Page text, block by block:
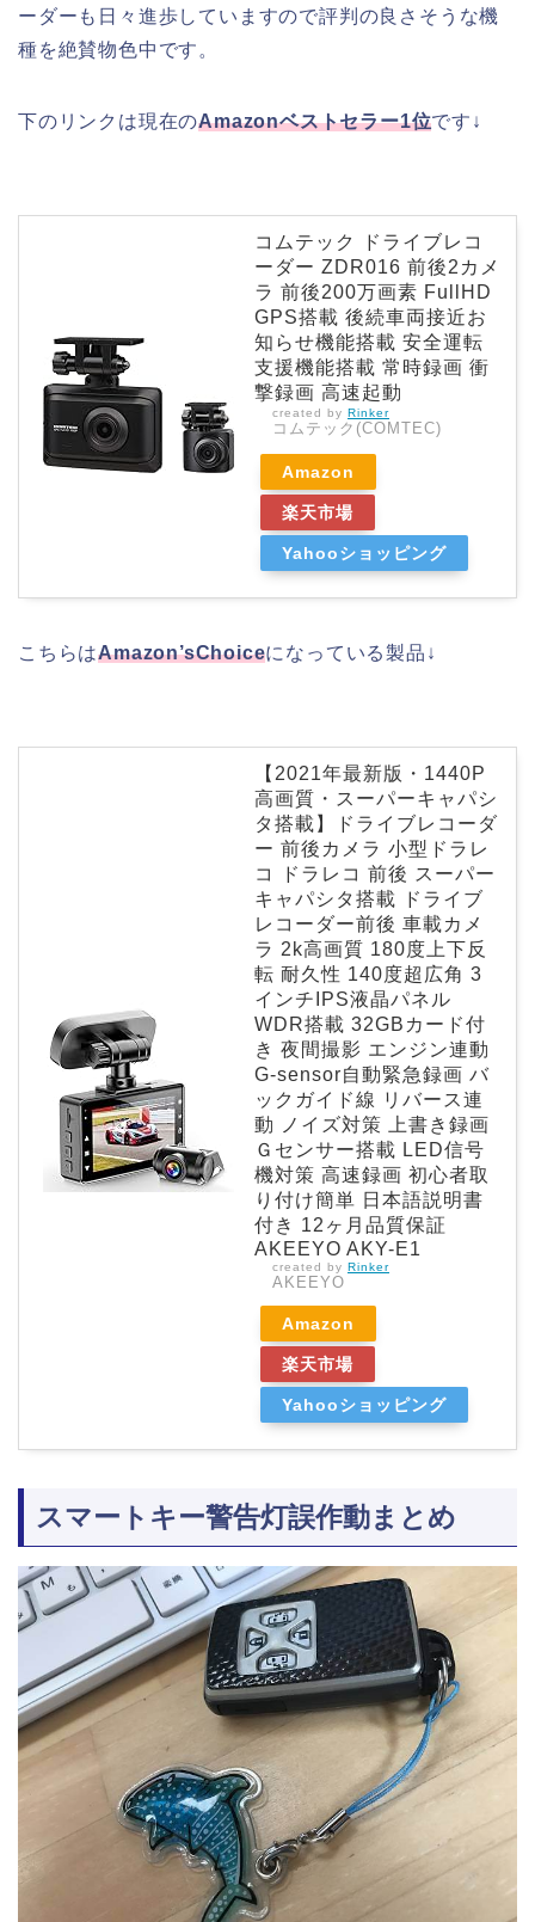
ーダーも日々進歩していますので評判の良さそうな機
種を絶賛物色中です。
下のリンクは現在のAmazonベストセラー1位です↓
コムテック ドライブレコ
ーダー ZDR016 前後2カメ
ラ 前後200万画素 FullHD
GPS搭載 後続車両接近お
知らせ機能搭載 安全運転
支援機能搭載 常時録画 衝
撃録画 高速起動
created by Rinker
コムテック(COMTEC)
Amazon
楽天市場
Yahooショッピング
こちらはAmazon’sChoiceになっている製品↓
【2021年最新版・1440P
高画質・スーパーキャパシ
タ搭載】ドライブレコーダ
ー 前後カメラ 小型ドラレ
コ ドラレコ 前後 スーパー
キャパシタ搭載 ドライブ
レコーダー前後 車載カメ
ラ 2k高画質 180度上下反
転 耐久性 140度超広角 3
インチIPS液晶パネル
WDR搭載 32GBカード付
き 夜間撮影 エンジン連動
G-sensor自動緊急録画 バ
ックガイド線 リバース連
動 ノイズ対策 上書き録画
Ｇセンサー搭載 LED信号
機対策 高速録画 初心者取
り付け簡単 日本語説明書
付き 12ヶ月品質保証
AKEEYO AKY-E1
created by Rinker
AKEEYO
Amazon
楽天市場
Yahooショッピング
スマートキー警告灯誤作動まとめ